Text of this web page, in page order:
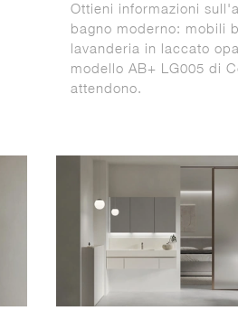
Ottieni informazioni
bagno moderno: mobili
lavanderia in laccato
modello AB+ LG005 di
attendono.